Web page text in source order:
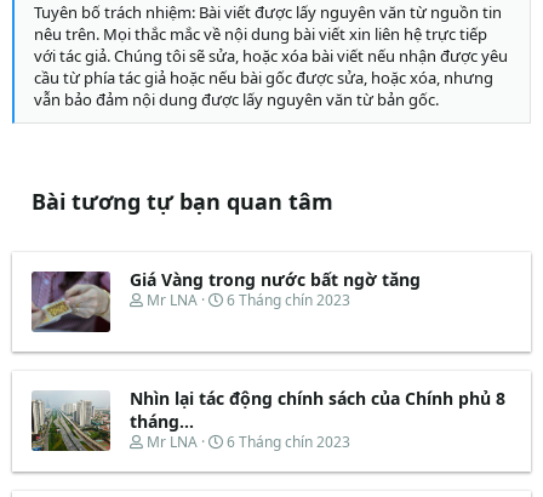
Tuyên bố trách nhiệm: Bài viết được lấy nguyên văn từ nguồn tin
nêu trên. Mọi thắc mắc về nội dung bài viết xin liên hệ trực tiếp
với tác giả. Chúng tôi sẽ sửa, hoặc xóa bài viết nếu nhận được yêu
cầu từ phía tác giả hoặc nếu bài gốc được sửa, hoặc xóa, nhưng
vẫn bảo đảm nội dung được lấy nguyên văn từ bản gốc.
Bài tương tự bạn quan tâm
Giá Vàng trong nước bất ngờ tăng
T
e
d
s
t
a
r
Mr LNA
N
y
ắ
đ
ầ
u
6 Tháng chín 2023
Nhìn lại tác động chính sách của Chính phủ 8
tháng...
T
r
Mr LNA
N
à
6 Tháng chín 2023